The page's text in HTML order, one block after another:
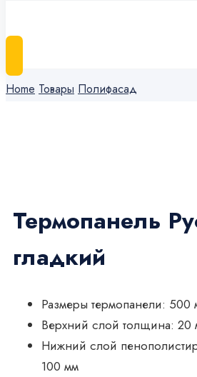
Home Товары Полифасад
Термопанель
гладкий
Размеры термопанели:
Верхний слой толщина: 20
Нижний слой
100 мм